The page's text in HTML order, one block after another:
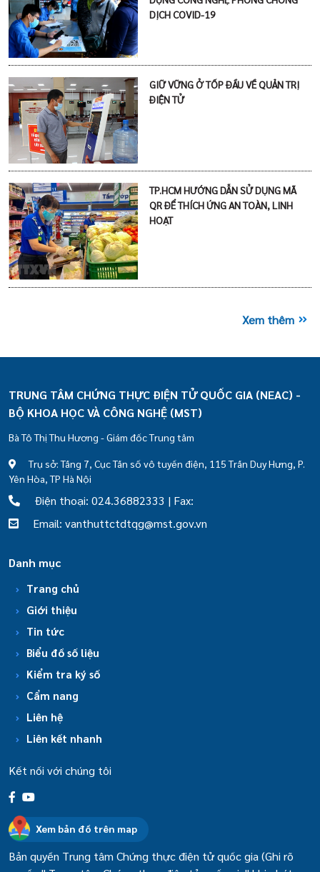
DỊCH COVID-19
GIỮ VỮNG Ở TỐP ĐẦU VỀ QUẢN TRỊ
ĐIỆN TỬ
TP.HCM HƯỚNG DẪN SỬ DỤNG MÃ
QR ĐỂ THÍCH ỨNG AN TOÀN, LINH
HOẠT
Xem thêm
TRUNG TÂM CHỨNG THỰC ĐIỆN TỬ QUỐC GIA (NEAC) -
BỘ KHOA HỌC VÀ CÔNG NGHỆ (MST)
Bà Tô Thị Thu Hương - Giám đốc Trung tâm
Trụ sở: Tầng 7, Cục Tần số vô tuyến điện, 115 Trần Duy Hưng, P.
Yên Hòa, TP Hà Nội
Điện thoại: 024.36882333 | Fax:
Email: vanthuttctdtqg@mst.gov.vn
Danh mục
Trang chủ
Giới thiệu
Tin tức
Biểu đồ số liệu
Kiểm tra ký số
Cẩm nang
Liên hệ
Liên kết nhanh
Kết nối với chúng tôi
Xem bản đồ trên map
Bản quyền Trung tâm Chứng thực điện tử quốc gia (Ghi rõ